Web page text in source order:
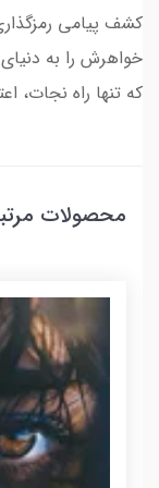
کشف پیامی
خواهرش را به
که تنها راه نجات،
محصولات